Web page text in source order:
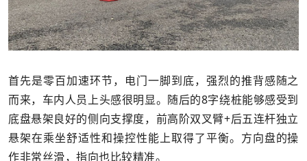
首先是零百加速环节，电门一脚到底，强烈的推背感随之
而来，车内人员上头感很明显。随后的8字绕桩能够感受到
底盘悬架良好的侧向支撑度，前高阶双叉臂+后五连杆独立
悬架在乘坐舒适性和操控性能上取得了平衡。方向盘的操
作非常丝滑，指向也比较精准。